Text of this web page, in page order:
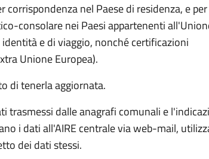
nel Paese di residenza, e
consolare nei Paesi appartenenti
e di viaggio, nonché certificazioni
Unione Europea).
di tenerla aggiornata.
trasmessi dalle anagrafi comunali e
i dati all'AIRE centrale via web-mail,
dei dati stessi.